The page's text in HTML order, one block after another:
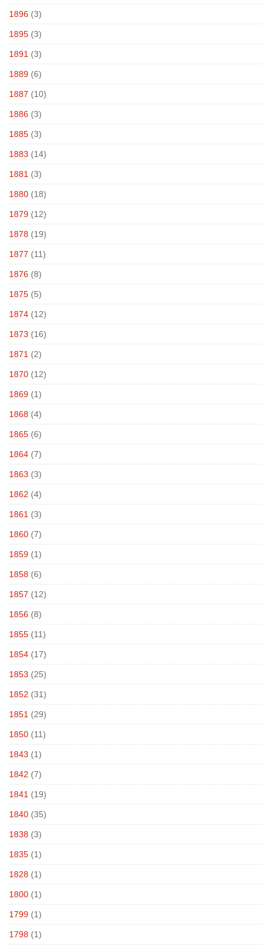
1896 (3)
1895 (3)
1891 (3)
1889 (6)
1887 (10)
1886 (3)
1885 (3)
1883 (14)
1881 (3)
1880 (18)
1879 (12)
1878 (19)
1877 (11)
1876 (8)
1875 (5)
1874 (12)
1873 (16)
1871 (2)
1870 (12)
1869 (1)
1868 (4)
1865 (6)
1864 (7)
1863 (3)
1862 (4)
1861 (3)
1860 (7)
1859 (1)
1858 (6)
1857 (12)
1856 (8)
1855 (11)
1854 (17)
1853 (25)
1852 (31)
1851 (29)
1850 (11)
1843 (1)
1842 (7)
1841 (19)
1840 (35)
1838 (3)
1835 (1)
1828 (1)
1800 (1)
1799 (1)
1798 (1)